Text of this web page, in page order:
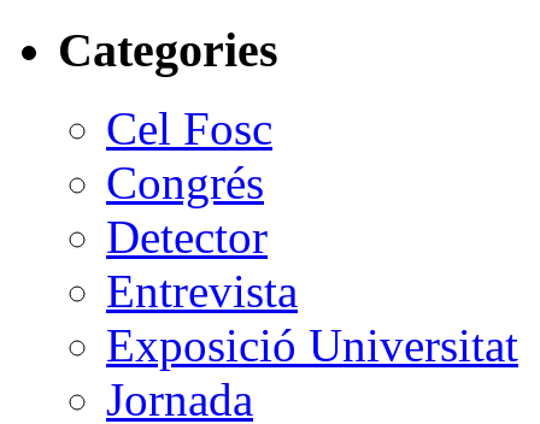
Categories
Cel Fosc
Congrés
Detector
Entrevista
Exposició Universitat
Jornada